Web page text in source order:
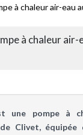
à chaleur air-eau
à chaleur
une pompe à
Clivet, équipée